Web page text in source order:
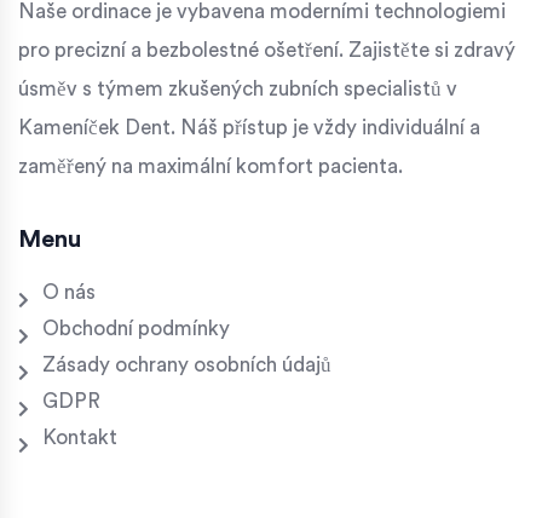
Naše ordinace je vybavena moderními technologiemi
pro precizní a bezbolestné ošetření. Zajistěte si zdravý
úsměv s týmem zkušených zubních specialistů v
Kameníček Dent. Náš přístup je vždy individuální a
zaměřený na maximální komfort pacienta.
Menu
O nás
Obchodní podmínky
Zásady ochrany osobních údajů
GDPR
Kontakt